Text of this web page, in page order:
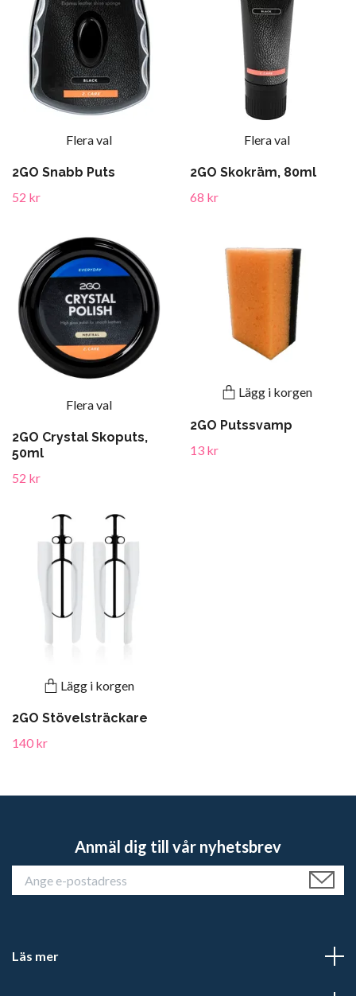
Flera val
2GO Snabb Puts
52 kr
Flera val
2GO Skokräm, 80ml
68 kr
Flera val
2GO Crystal Skoputs,
50ml
52 kr
Lägg i korgen
2GO Putssvamp
13 kr
Lägg i korgen
2GO Stövelsträckare
140 kr
Anmäl dig till vår nyhetsbrev
Läs mer